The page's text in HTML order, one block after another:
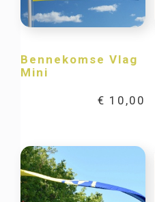
Bennekomse Vlag
Mini
€ 10,00